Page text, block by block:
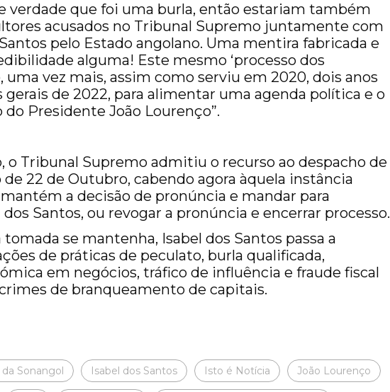
verdade que foi uma burla, então estariam também
acusados no Tribunal Supremo juntamente com
pelo Estado angolano. Uma mentira fabricada e
alguma! Este mesmo ‘processo dos
uma vez mais, assim como serviu em 2020, dois anos
gerais de 2022, para alimentar uma agenda política e o
Presidente João Lourenço”.
o Tribunal Supremo admitiu o recurso ao despacho de
22 de Outubro, cabendo agora àquela instância
a decisão de pronúncia e mandar para
Santos, ou revogar a pronúncia e encerrar processo.
tomada se mantenha, Isabel dos Santos passa a
de práticas de peculato, burla qualificada,
em negócios, tráfico de influência e fraude fiscal
de branqueamento de capitais.
da Sonangol Isabel dos Santos Isto é Notícia João Lourenço